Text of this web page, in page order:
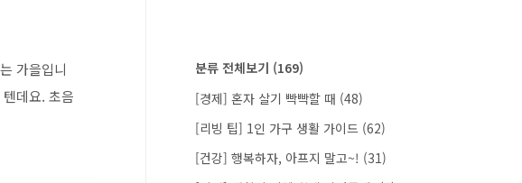
가을입니
데요. 초음
분류 전체보기 (169)
[경제] 혼자 살기 빡빡할 때 (48)
[리빙 팁] 1인 가구 생활 가이드 (62)
[건강] 행복하자, 아프지 말고~! (31)